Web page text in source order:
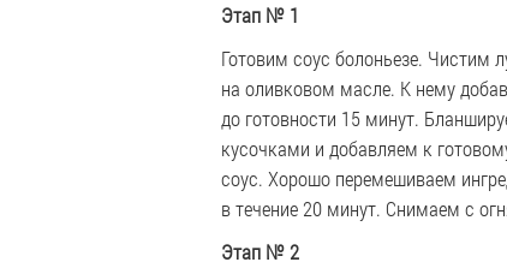
Этап № 1
Готовим соус болоньезе. Чистим
на оливковом масле. К нему
до готовности 15 минут.
кусочками и добавляем к
соус. Хорошо перемешиваем
в течение 20 минут. Снимаем с
Этап № 2